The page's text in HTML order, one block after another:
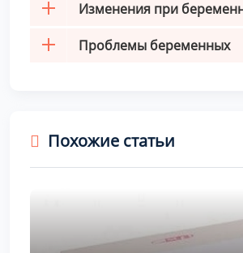
Изменения при
Проблемы беременных
Похожие статьи